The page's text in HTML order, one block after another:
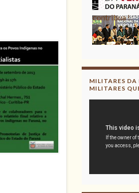
Acesse aqui
da CNV
Leia,
Leia,
MILITARES DA
MILITARES